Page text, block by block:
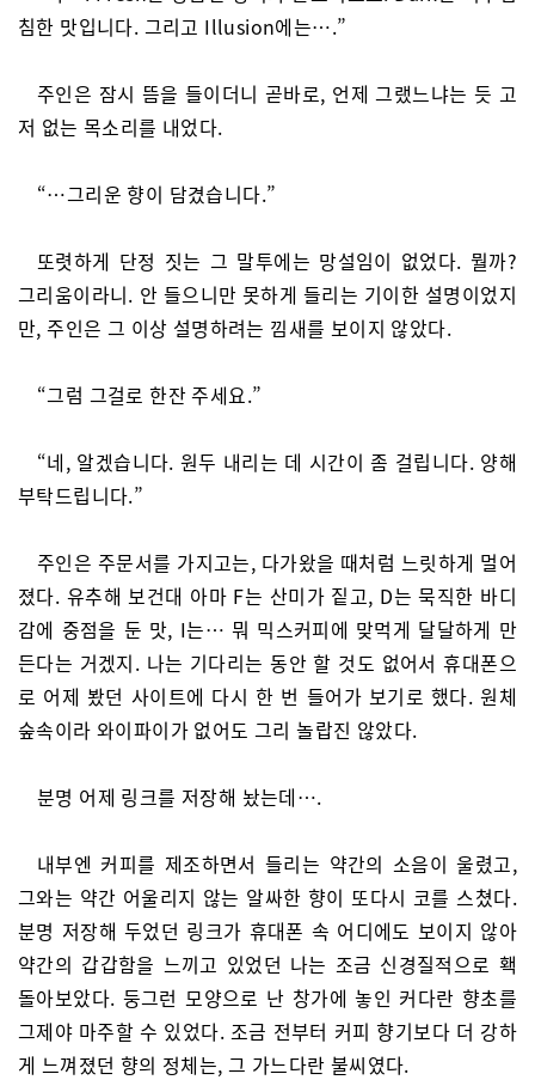
침한 맛입니다. 그리고 Illusion에는….”
주인은 잠시 뜸을 들이더니 곧바로, 언제 그랬느냐는 듯 고
저 없는 목소리를 내었다.
“…그리운 향이 담겼습니다.”
또렷하게 단정 짓는 그 말투에는 망설임이 없었다. 뭘까?
그리움이라니. 안 들으니만 못하게 들리는 기이한 설명이었지
만, 주인은 그 이상 설명하려는 낌새를 보이지 않았다.
“그럼 그걸로 한잔 주세요.”
“네, 알겠습니다. 원두 내리는 데 시간이 좀 걸립니다. 양해
부탁드립니다.”
주인은 주문서를 가지고는, 다가왔을 때처럼 느릿하게 멀어
졌다. 유추해 보건대 아마 F는 산미가 짙고, D는 묵직한 바디
감에 중점을 둔 맛, I는… 뭐 믹스커피에 맞먹게 달달하게 만
든다는 거겠지. 나는 기다리는 동안 할 것도 없어서 휴대폰으
로 어제 봤던 사이트에 다시 한 번 들어가 보기로 했다. 원체
숲속이라 와이파이가 없어도 그리 놀랍진 않았다.
분명 어제 링크를 저장해 놨는데….
내부엔 커피를 제조하면서 들리는 약간의 소음이 울렸고,
그와는 약간 어울리지 않는 알싸한 향이 또다시 코를 스쳤다.
분명 저장해 두었던 링크가 휴대폰 속 어디에도 보이지 않아
약간의 갑갑함을 느끼고 있었던 나는 조금 신경질적으로 홱
돌아보았다. 둥그런 모양으로 난 창가에 놓인 커다란 향초를
그제야 마주할 수 있었다. 조금 전부터 커피 향기보다 더 강하
게 느껴졌던 향의 정체는, 그 가느다란 불씨였다.